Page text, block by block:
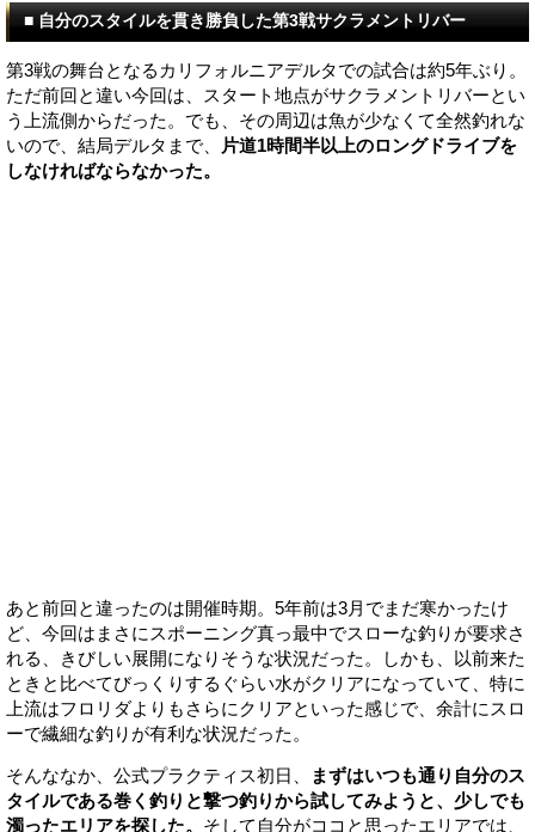
■ 自分のスタイルを貫き勝負した第3戦サクラメントリバー
第3戦の舞台となるカリフォルニアデルタでの試合は約5年ぶり。
ただ前回と違い今回は、スタート地点がサクラメントリバーとい
う上流側からだった。でも、その周辺は魚が少なくて全然釣れな
いので、結局デルタまで、 片道1時間半以上のロングドライブを
しなければならなかった。
あと前回と違ったのは開催時期。5年前は3月でまだ寒かったけ
ど、今回はまさにスポーニング真っ最中でスローな釣りが要求さ
れる、きびしい展開になりそうな状況だった。しかも、以前来た
ときと比べてびっくりするぐらい水がクリアになっていて、特に
上流はフロリダよりもさらにクリアといった感じで、余計にスロ
ーで繊細な釣りが有利な状況だった。
そんななか、公式プラクティス初日、
まずはいつも通り自分のス
タイルである巻く釣りと撃つ釣りから試してみようと、少しでも
濁ったエリアを探した。 そして自分がココと思ったエリアでは、